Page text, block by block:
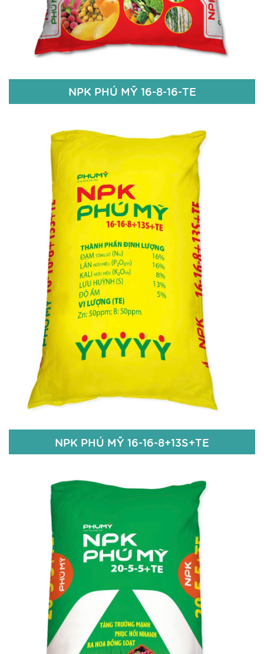
Chi tiết
NPK PHÚ MỸ 16-8-16-TE
NPK PHÚ MỸ 16-8-16-TE
16% N
8% P2O5
16% K2O
Zn+Bo 100ppm
Chi tiết
NPK PHÚ MỸ 16-16-8+13S+TE
NPK PHÚ MỸ 16-16-8+13S+TE
16% N
16% P 2O5
8 % K2O
13% S
Zn+Bo 100 ppm